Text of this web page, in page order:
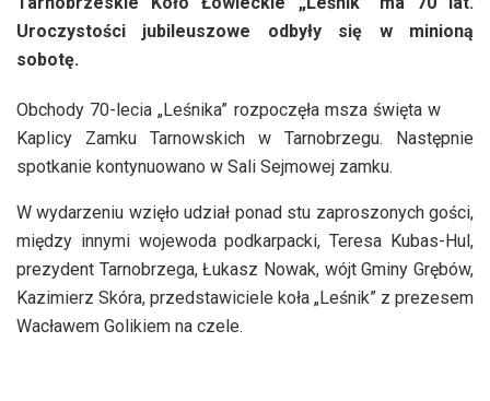
Uroczystości jubileuszowe odbyły się w minioną
sobotę.
Obchody 70-lecia „Leśnika” rozpoczęła msza święta w
Kaplicy Zamku Tarnowskich w Tarnobrzegu. Następnie
spotkanie kontynuowano w Sali Sejmowej zamku.
W wydarzeniu wzięło udział ponad stu zaproszonych gości,
między innymi wojewoda podkarpacki, Teresa Kubas-Hul,
prezydent Tarnobrzega, Łukasz Nowak, wójt Gminy Grębów,
Kazimierz Skóra, przedstawiciele koła „Leśnik” z prezesem
Wacławem Golikiem na czele.